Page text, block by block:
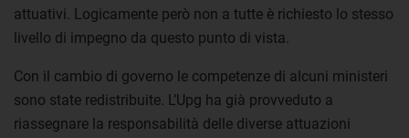
attuativi. Logicamente però non a tutte è richiesto lo stesso
livello di impegno da questo punto di vista.
Con il cambio di governo le competenze di alcuni ministeri
sono state redistribuite. L’Upg ha già provveduto a
riassegnare la responsabilità delle diverse attuazioni